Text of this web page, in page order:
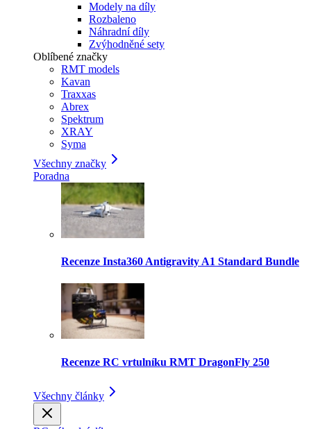
Modely na díly
Rozbaleno
Náhradní díly
Zvýhodněné sety
Oblíbené značky
RMT models
Kavan
Traxxas
Abrex
Spektrum
XRAY
Syma
Všechny značky
Poradna
Recenze Insta360 Antigravity A1 Standard Bundle
Recenze RC vrtulníku RMT DragonFly 250
Všechny články